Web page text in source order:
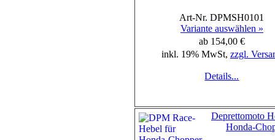
Art-Nr. DPMSH0101
Variante auswählen »
ab 154,00 €
inkl. 19% MwSt, zzgl.
Details...
Deprettomoto
Honda-